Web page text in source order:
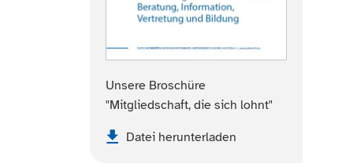
Unsere Broschüre
"Mitgliedschaft, die sich lohnt"
Datei herunterladen